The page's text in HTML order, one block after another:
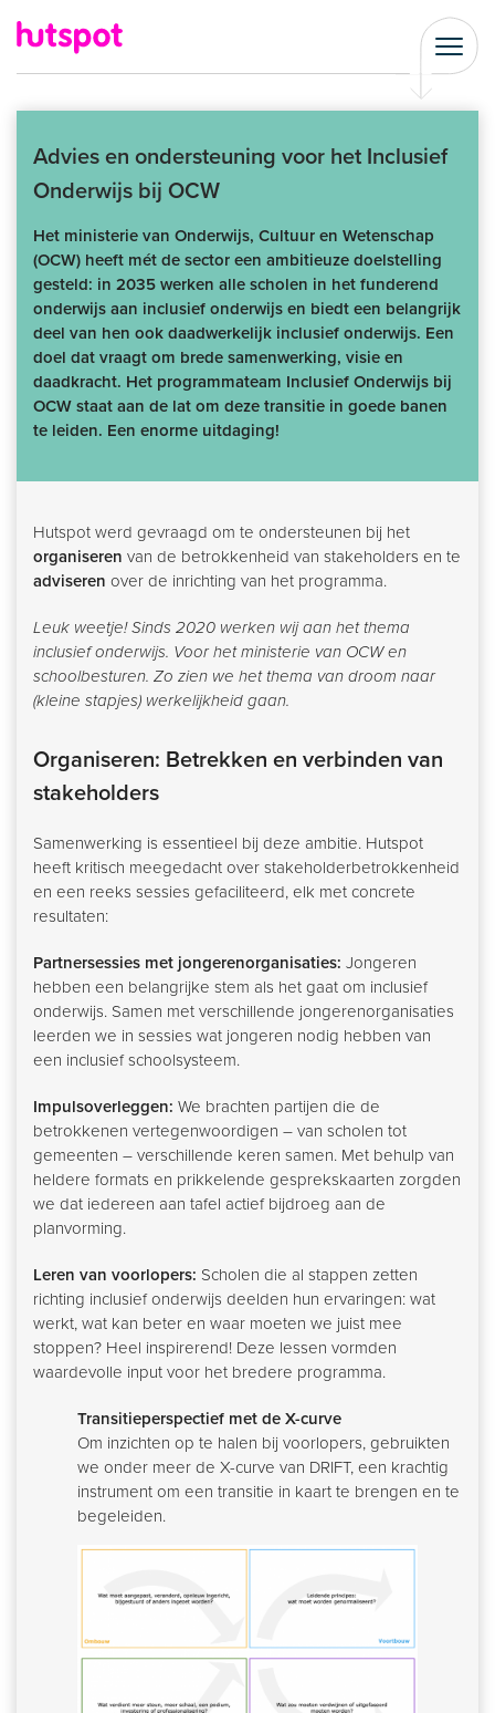
Advies en ondersteuning voor het Inclusief
Onderwijs bij OCW
Het ministerie van Onderwijs, Cultuur en Wetenschap
(OCW) heeft mét de sector een ambitieuze doelstelling
gesteld: in 2035 werken alle scholen in het funderend
onderwijs aan inclusief onderwijs en biedt een belangrijk
deel van hen ook daadwerkelijk inclusief onderwijs. Een
doel dat vraagt om brede samenwerking, visie en
daadkracht. Het programmateam Inclusief Onderwijs bij
OCW staat aan de lat om deze transitie in goede banen
te leiden. Een enorme uitdaging!
Hutspot werd gevraagd om te ondersteunen bij het
organiseren van de betrokkenheid van stakeholders en te
adviseren over de inrichting van het programma.
Leuk weetje! Sinds 2020 werken wij aan het thema
inclusief onderwijs. Voor het ministerie van OCW en
schoolbesturen. Zo zien we het thema van droom naar
(kleine stapjes) werkelijkheid gaan.
Organiseren: Betrekken en verbinden van
stakeholders
Samenwerking is essentieel bij deze ambitie. Hutspot
heeft kritisch meegedacht over stakeholderbetrokkenheid
en een reeks sessies gefaciliteerd, elk met concrete
resultaten:
Partnersessies met jongerenorganisaties: Jongeren
hebben een belangrijke stem als het gaat om inclusief
onderwijs. Samen met verschillende jongerenorganisaties
leerden we in sessies wat jongeren nodig hebben van
een inclusief schoolsysteem.
Impulsoverleggen: We brachten partijen die de
betrokkenen vertegenwoordigen – van scholen tot
gemeenten – verschillende keren samen. Met behulp van
heldere formats en prikkelende gesprekskaarten zorgden
we dat iedereen aan tafel actief bijdroeg aan de
planvorming.
Leren van voorlopers: Scholen die al stappen zetten
richting inclusief onderwijs deelden hun ervaringen: wat
werkt, wat kan beter en waar moeten we juist mee
stoppen? Heel inspirerend! Deze lessen vormden
waardevolle input voor het bredere programma.
Transitieperspectief met de X-curve
Om inzichten op te halen bij voorlopers, gebruikten
we onder meer de X-curve van DRIFT, een krachtig
instrument om een transitie in kaart te brengen en te
begeleiden.